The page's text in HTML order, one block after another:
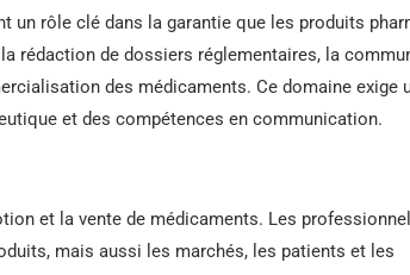
un rôle clé dans la garantie que les produits
rédaction de dossiers réglementaires, la
des médicaments. Ce domaine exige
et des compétences en communication.
et la vente de médicaments. Les
mais aussi les marchés, les patients et les